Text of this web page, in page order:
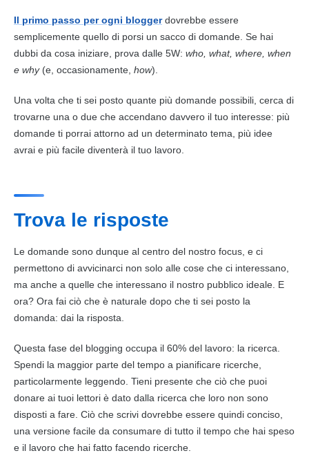
Il primo passo per ogni bloggerdovrebbe essere
semplicemente quello di porsi un sacco di domande. Se hai
dubbi da cosa iniziare, prova dalle 5W: who, what, where, when
e why(e, occasionamente, how).
Una volta che ti sei posto quante più domande possibili, cerca di
trovarne una o due che accendano davvero il tuo interesse: più
domande ti porrai attorno ad un determinato tema, più idee
avrai e più facile diventerà il tuo lavoro.
Trova le risposte
Le domande sono dunque al centro del nostro focus, e ci
permettono di avvicinarci non solo alle cose che ci interessano,
ma anche a quelle che interessano il nostro pubblico ideale. E
ora? Ora fai ciò che è naturale dopo che ti sei posto la
domanda: dai la risposta.
Questa fase del blogging occupa il 60% del lavoro: la ricerca.
Spendi la maggior parte del tempo a pianificare ricerche,
particolarmente leggendo. Tieni presente che ciò che puoi
donare ai tuoi lettori è dato dalla ricerca che loro non sono
disposti a fare. Ciò che scrivi dovrebbe essere quindi conciso,
una versione facile da consumare di tutto il tempo che hai speso
e il lavoro che hai fatto facendo ricerche.